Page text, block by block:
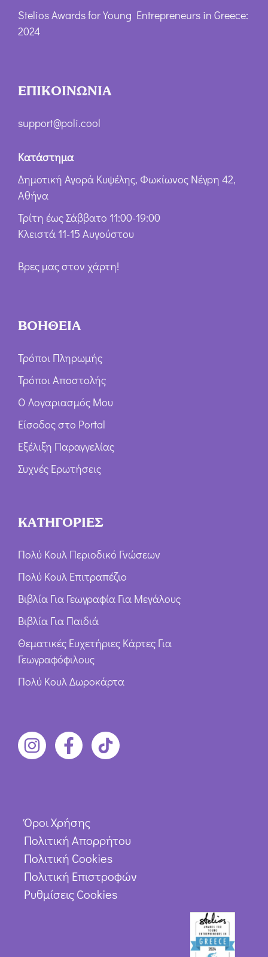
Stelios Awards for Young Entrepreneurs in Greece:
2024
ΕΠΙΚΟΙΝΩΝΙΑ
support@poli.cool
Κατάστημα
Δημοτική Αγορά Κυψέλης, Φωκίωνος Νέγρη 42,
Αθήνα
Τρίτη έως Σάββατο 11:00-19:00
Κλειστά 11-15 Αυγούστου
Βρες μας στον χάρτη!
ΒΟΗΘΕΙΑ
Τρόποι Πληρωμής
Τρόποι Αποστολής
Ο Λογαριασμός Μου
Είσοδος στο Portal
Εξέλιξη Παραγγελίας
Συχνές Ερωτήσεις
ΚΑΤΗΓΟΡΙΕΣ
Πολύ Κουλ Περιοδικό Γνώσεων
Πολύ Κουλ Επιτραπέζιο
Βιβλία Για Γεωγραφία Για Μεγάλους
Βιβλία Για Παιδιά
Θεματικές Ευχετήριες Κάρτες Για
Γεωγραφόφιλους
Πολύ Κουλ Δωροκάρτα
Όροι Χρήσης
Πολιτική Απορρήτου
Πολιτική Cookies
Πολιτική Επιστροφών
Ρυθμίσεις Cookies